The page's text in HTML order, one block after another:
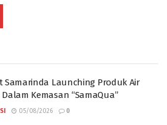
Samarinda Launching Produk Air
Kemasan “SamaQua”
05/08/2026 0